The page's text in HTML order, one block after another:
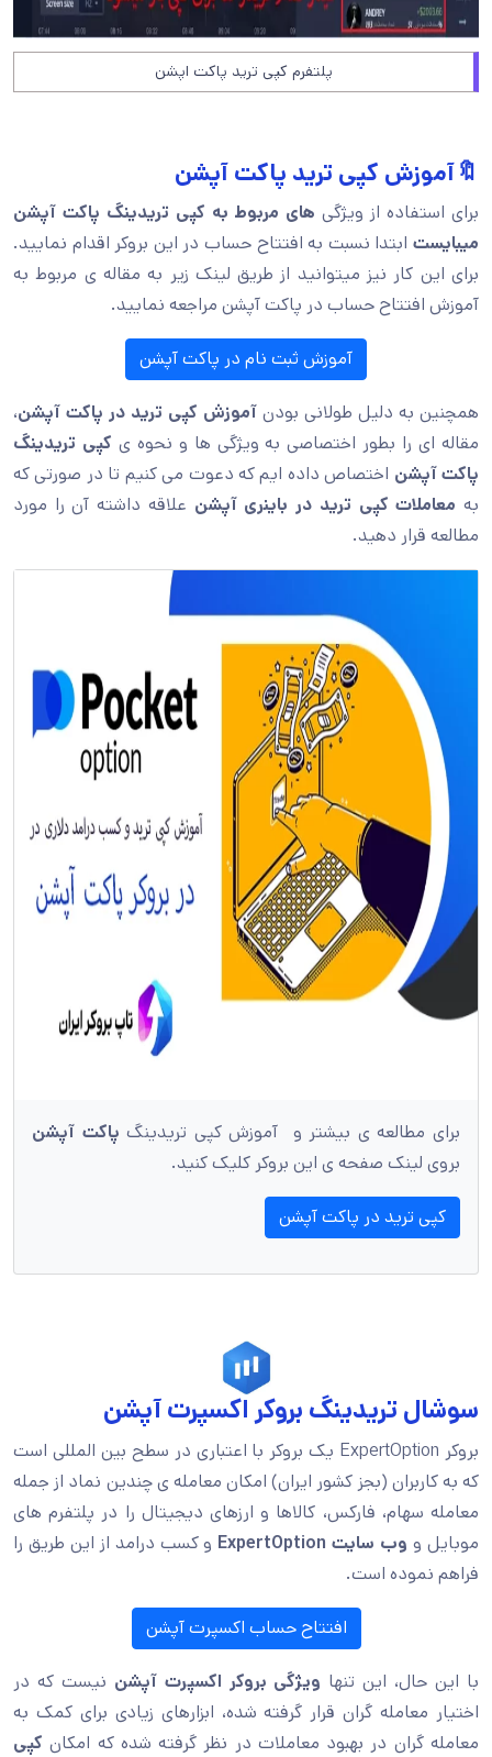
پلتفرم کپی ترید پاکت اپشن
🔖آموزش کپی ترید پاکت آپشن
برای استفاده از ویژگی های مربوط به کپی تریدینگ پاکت آپشن
میبایست ابتدا نسبت به افتتاح حساب در این بروکر اقدام نمایید.
برای این کار نیز میتوانید از طریق لینک زیر به مقاله ی مربوط به
آموزش افتتاح حساب در پاکت آپشن مراجعه نمایید.
آموزش ثبت نام در پاکت آپشن
همچنین به دلیل طولانی بودن آموزش کپی ترید در پاکت آپشن،
مقاله ای را بطور اختصاصی به ویژگی ها و نحوه ی کپی تریدینگ
پاکت آپشن اختصاص داده ایم که دعوت می کنیم تا در صورتی که
به معاملات کپی ترید در باینری آپشن علاقه داشته آن را مورد
مطالعه قرار دهید.
برای مطالعه ی بیشتر و آموزش کپی تریدینگ پاکت آپشن
بروی لینک صفحه ی این بروکر کلیک کنید.
کپی ترید در پاکت آپشن
سوشال تریدینگ بروکر اکسپرت آپشن
بروکر ExpertOption یک بروکر با اعتباری در سطح بین المللی است
که به کاربران (بجز کشور ایران) امکان معامله ی چندین نماد از جمله
معامله سهام، فارکس، کالاها و ارزهای دیجیتال را در پلتفرم های
موبایل و وب سایت ExpertOption
و کسب درامد از این طریق را
فراهم نموده است.
افتتاح حساب اکسپرت آپشن
با این حال، این تنها ویژگی بروکر اکسپرت آپشن نیست که در
اختیار معامله گران قرار گرفته شده، ابزارهای زیادی برای کمک به
معامله گران در بهبود معاملات در نظر گرفته شده که امکان کپی